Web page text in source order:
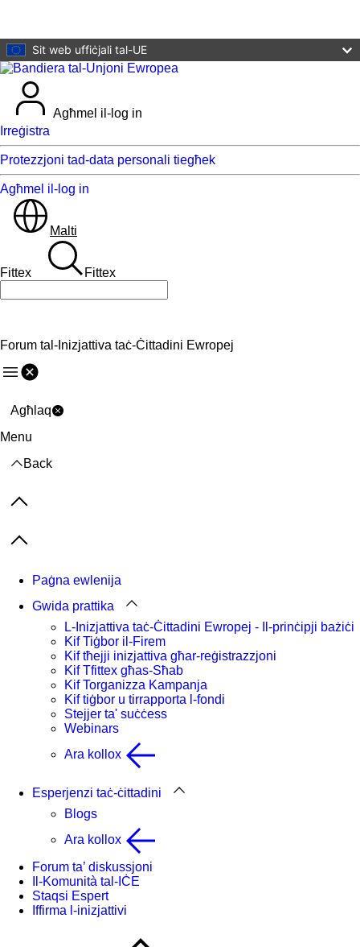
Sit web uffiċjali tal-UE
Agħmel il-log in
Irreġistra
Protezzjoni tad-data personali tiegħek
Agħmel il-log in
Malti
Fittex Fittex
Forum tal-Inizjattiva taċ-Ċittadini Ewropej
Menu
Agħlaq
Menu
Back
Previous items
Next items
Paġna ewlenija
Gwida prattika
L-Inizjattiva taċ-Ċittadini Ewropej - Il-prinċipji bażiċi
Kif Tiġbor il-Firem
Kif tħejji inizjattiva għar-reġistrazzjoni
Kif Tfittex għas-Sħab
Kif Torganizza Kampanja
Kif tiġbor u tirrapporta l-fondi
Stejjer ta' suċċess
Webinars
Ara kollox
Esperjenzi taċ-ċittadini
Blogs
Ara kollox
Forum ta’ diskussjoni
Il-Komunità tal-IĊE
Staqsi Espert
Iffirma l-inizjattivi